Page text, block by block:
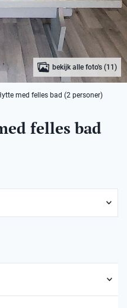
bekijk alle foto's (11)
med felles bad (2 personer)
felles bad